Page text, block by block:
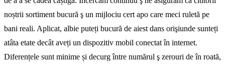
noștrii sortiment bucură ş un mijlociu cert apo care meci ruletă pe
bani reali. Aplicat, albie puteți bucură de aiest dans orişiunde sunteți
atâta etate decât aveți un dispozitiv mobil conectat în internet.
Diferențele sunt minime și decurg între numărul ş zerouri de în roată,